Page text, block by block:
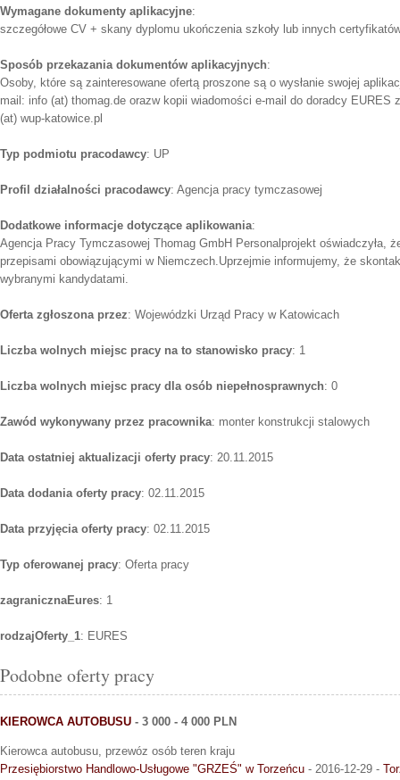
Wymagane dokumenty aplikacyjne:
szczegółowe CV + skany dyplomu ukończenia szkoły lub innych
Sposób przekazania dokumentów aplikacyjnych:
Osoby, które są zainteresowane ofertą proszone są o wysłanie swojej
mail: info (at) thomag.de orazw kopii wiadomości e-mail do doradcy EURES
(at) wup-katowice.pl
Typ podmiotu pracodawcy: UP
Profil działalności pracodawcy: Agencja pracy tymczasowej
Dodatkowe informacje dotyczące aplikowania:
Agencja Pracy Tymczasowej Thomag GmbH Personalprojekt oświadczyła,
przepisami obowiązującymi w Niemczech.Uprzejmie informujemy, że
wybranymi kandydatami.
Oferta zgłoszona przez: Wojewódzki Urząd Pracy w Katowicach
Liczba wolnych miejsc pracy na to stanowisko pracy: 1
Liczba wolnych miejsc pracy dla osób niepełnosprawnych: 0
Zawód wykonywany przez pracownika: monter konstrukcji stalowych
Data ostatniej aktualizacji oferty pracy: 20.11.2015
Data dodania oferty pracy: 02.11.2015
Data przyjęcia oferty pracy: 02.11.2015
Typ oferowanej pracy: Oferta pracy
zagranicznaEures: 1
rodzajOferty_1: EURES
Podobne oferty pracy
KIEROWCA AUTOBUSU - 3 000 - 4 000 PLN
Kierowca autobusu, przewóz osób teren kraju
Przesiębiorstwo Handlowo-Usługowe "GRZEŚ" w Torzeńcu - 2016-12-29 -